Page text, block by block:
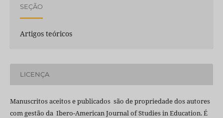
SEÇÃO
Artigos teóricos
LICENÇA
Manuscritos aceitos e publicados são de propriedade dos autores
com gestão da Ibero-American Journal of Studies in Education. É